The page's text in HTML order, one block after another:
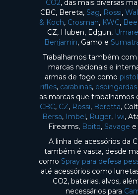
CO2, das mais diversas
CBC, Bereta, Sag, Rossi,
& Koch, Crosman, KWC,
CZ, Huben, Edgun,
Benjamin, Gamo e
Trabalhamos também com
marcas nacionais e
armas de fogo como
rifles, carabinas, espingardas
as marcas que trabalhamos
CBC, CZ, Rossi, Beretta,
Bersa, Imbel, Ruger, Iwi,
Firearms, Boito, Savage e
A linha de acessórios da
também é vasta, desde
como Spray para defesa
até acessórios como
CO2, baterias, alvos,
necessários para